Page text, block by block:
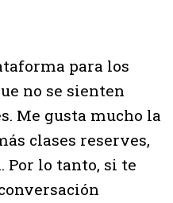
para los
no se sienten
Me gusta mucho la
clases reserves,
Por lo tanto, si te